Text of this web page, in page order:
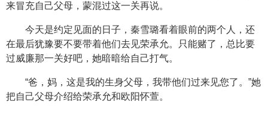
来冒充自己父母，蒙混过这一关再说。
今天是约定见面的日子，秦雪璐看着眼前的两个人，还
在最后犹豫要不要带着他们去见荣承允。只能赌了，总比要
过威廉那一关好吧，她暗暗给自己打气。
“爸，妈，这是我的生身父母，我带他们过来见您了。”她
把自己父母介绍给荣承允和欧阳怀萱。